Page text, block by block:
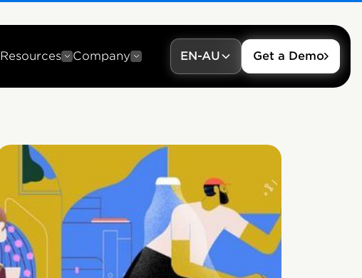
Resources Company EN-AU Get a Demo